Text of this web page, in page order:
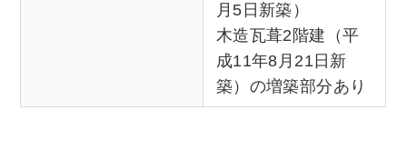
月5日新築）
木造瓦葺2階建（平
成11年8月21日新
築）の増築部分あり